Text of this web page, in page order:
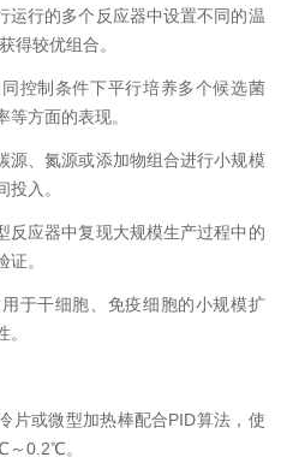
行的多个反应器中设置不同的温
得较优组合。
制条件下平行培养多个候选菌
方面的表现。
、氮源或添加物组合进行小规模
入。
应器中复现大规模生产过程中的
。
干细胞、免疫细胞的小规模扩
或微型加热棒配合PID算法，使
～0.2℃。